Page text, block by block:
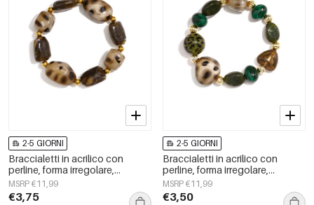
2-5 GIORNI
Braccialetti in acrilico con
perline, forma irregolare,
semplici, per tutti i giorni, serie
Simple, gioielli da donna
MSRP €11,99
€3,75
2-5 GIORNI
Braccialetti in acrilico con
perline, forma irregolare,
semplici, per tutti i giorni, serie
Simple, gioielli da donna
MSRP €11,99
€3,50